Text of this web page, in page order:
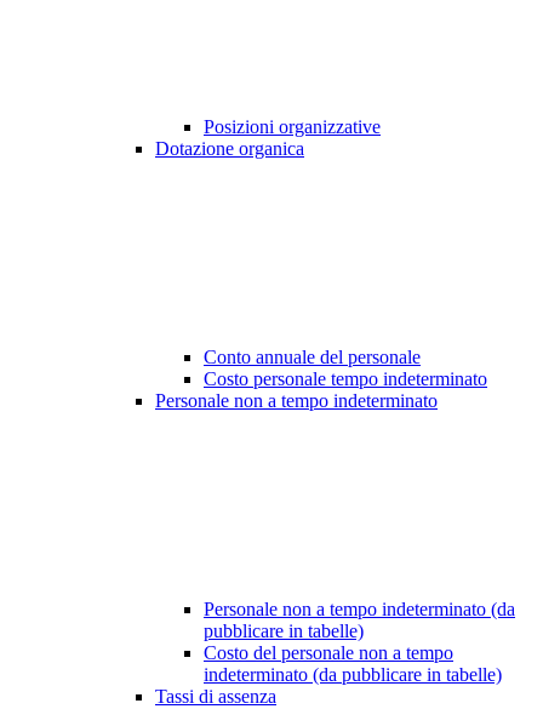
Posizioni organizzative
Dotazione organica
Conto annuale del personale
Costo personale tempo indeterminato
Personale non a tempo indeterminato
Personale non a tempo indeterminato (da
pubblicare in tabelle)
Costo del personale non a tempo
indeterminato (da pubblicare in tabelle)
Tassi di assenza